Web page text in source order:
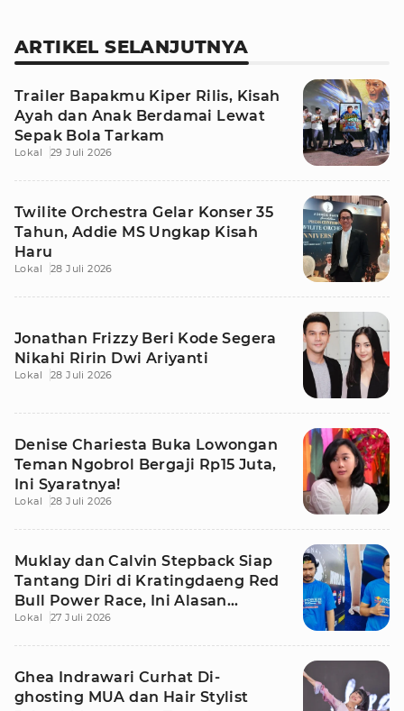
ARTIKEL SELANJUTNYA
Trailer Bapakmu Kiper Rilis, Kisah
Ayah dan Anak Berdamai Lewat
Sepak Bola Tarkam
Lokal 29 Juli 2026
Twilite Orchestra Gelar Konser 35
Tahun, Addie MS Ungkap Kisah
Haru
Lokal 28 Juli 2026
Jonathan Frizzy Beri Kode Segera
Nikahi Ririn Dwi Ariyanti
Lokal 28 Juli 2026
Denise Chariesta Buka Lowongan
Teman Ngobrol Bergaji Rp15 Juta,
Ini Syaratnya!
Lokal 28 Juli 2026
Muklay dan Calvin Stepback Siap
Tantang Diri di Kratingdaeng Red
Bull Power Race, Ini Alasan
Mereka!
Lokal 27 Juli 2026
Ghea Indrawari Curhat Di-
ghosting MUA dan Hair Stylist